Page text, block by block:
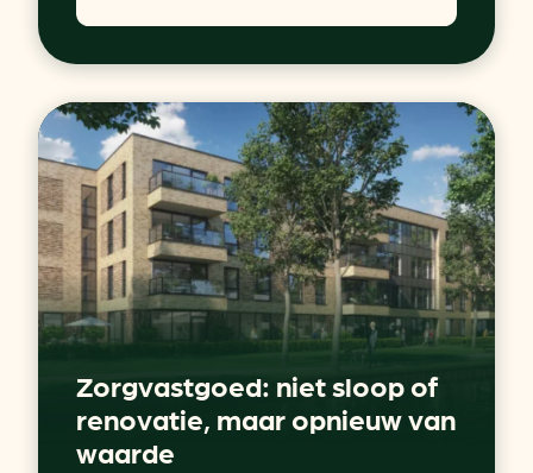
Zorgvastgoed: niet sloop of
renovatie, maar opnieuw van
waarde